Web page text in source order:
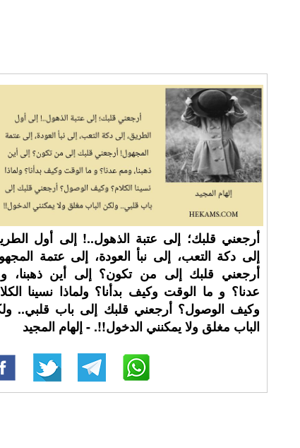
أرجعني قلبك؛ إلى عتبة الذهول..! إلى أول
إلى دكة التعب، إلى نبأ العودة، إلى عتمة
أرجعني قلبك إلى من تكون؟ إلى أين ذهبنا،
عدنا؟ و ما الوقت وكيف بدأنا؟ ولماذا نسينا
وكيف الوصول؟ أرجعني قلبك إلى باب قلبي..
الباب مغلق ولا يمكنني الدخول!!. - إلهام المجيد